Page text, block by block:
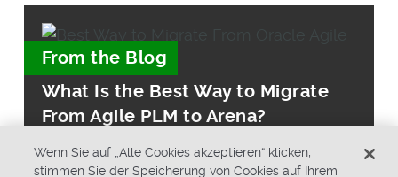
From the Blog
What Is the Best Way to Migrate
From Agile PLM to Arena?
Wenn Sie auf „Alle Cookies akzeptieren“ klicken,
stimmen Sie der Speicherung von Cookies auf Ihrem